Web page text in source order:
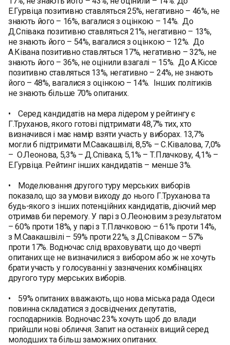
Е.Гурвіца позитивно ставляться 25%, негативно – 46%, не
знають його – 16%, вагалися з оцінкою – 14%. До
Д.Співака позитивно ставляться 21%, негативно – 13%,
не знають його – 54%, вагалися з оцінкою – 12%. До
А.Ківана позитивно ставляться 17%, негативно – 32%, не
знають його – 36%, не оцінили взагалі – 15%. До А.Кіссе
позитивно ставляться 13%, негативно – 24%, не знають
його – 48%, вагалися з оцінкою – 14%. Інших політиків
не знають більше 70% опитаних.
• Серед кандидатів на мера лідером у рейтингу є
Г.Труханов, якого готові підтримати 48,7% тих, хто
визначився і має намір взяти участь у виборах. 13,7%
могли б підтримати М.Саакашвілі, 8,5% – С.Ківалова, 7,0%
– О.Леонова, 5,3% – Д.Співака, 5,1% – Т.Плачкову, 4,1% –
Е.Гурвіца. Рейтинг інших кандидатів – менше 3%.
• Моделювання другого туру мерських виборів
показало, що за умови виходу до нього Г.Труханова та
будь-якого з інших потенційних кандидатів, діючий мер
отримав би перемогу. У парі з О.Леоновим з результатом
– 60% проти 18%, у парі з Т.Плачковою – 61% проти 14%,
з М.Саакашвілі – 59% проти 22%, з Д.Співаком – 57%
проти 17%. Водночас слід враховувати, що до чверті
опитаних ще не визначилися з вибором або ж не хочуть
брати участь у голосуванні у зазначених комбінаціях
другого туру мерських виборів.
• 59% опитаних вважають, що нова міська рада Одеси
повинна складатися з досвідчених депутатів,
господарників. Водночас 23% хочуть щоб до влади
прийшли нові обличчя. Запит на останніх вищий серед
молодших та більш заможних опитаних.